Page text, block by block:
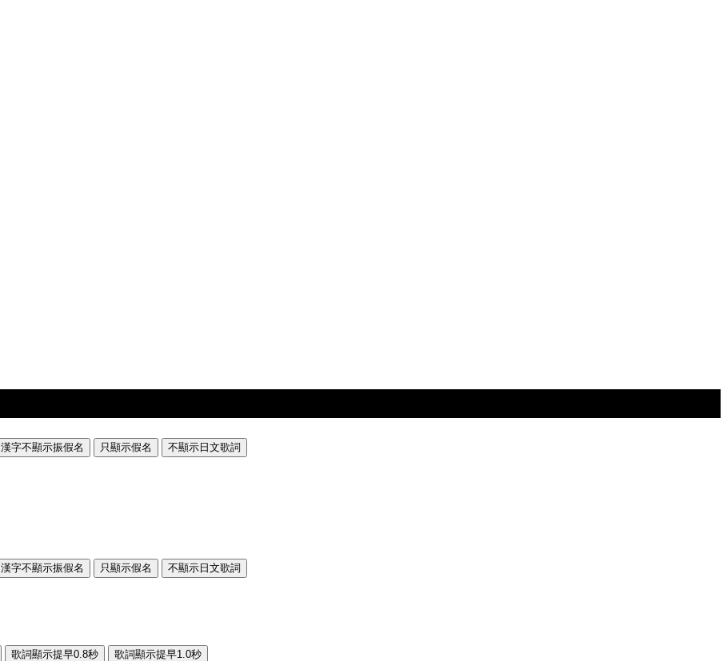
漢字不顯示振假名 只顯示假名
不顯示日文歌詞
漢字不顯示振假名 只顯示假名
不顯示日文歌詞
歌詞顯示提早0.8秒 歌詞顯示提早1.0秒